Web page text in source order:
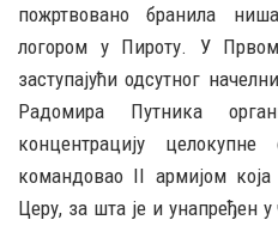
пожртвовано бранила
логором у Пироту. У
заступајући одсутног
Радомира Путника
концентрацију
командовао II армијом која
Церу, за шта је и унапређен